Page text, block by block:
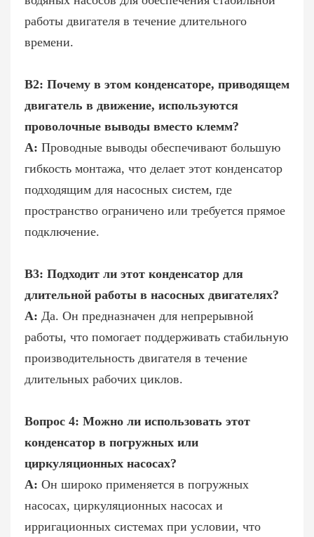
работы двигателя в течение длительного
времени.
В2: Почему в этом конденсаторе, приводящем
двигатель в движение, используются
проволочные выводы вместо клемм?
А: Проводные выводы обеспечивают большую
гибкость монтажа, что делает этот конденсатор
подходящим для насосных систем, где
пространство ограничено или требуется прямое
подключение.
В3: Подходит ли этот конденсатор для
длительной работы в насосных двигателях?
А: Да. Он предназначен для непрерывной
работы, что помогает поддерживать стабильную
производительность двигателя в течение
длительных рабочих циклов.
Вопрос 4: Можно ли использовать этот
конденсатор в погружных или
циркуляционных насосах?
А: Он широко применяется в погружных
насосах, циркуляционных насосах и
ирригационных системах при условии, что